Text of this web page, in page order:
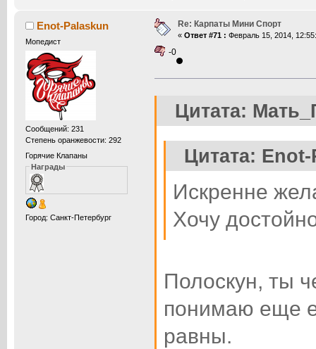
Enot-Palaskun
Мопедист
Сообщений: 231
Степень оранжевости: 292
Горячие Клапаны
Награды
Город: Санкт-Петербург
Re: Карпаты Мини Спорт
« Ответ #71 : Февраль 15, 2014,
-0
Цитата:
Цитата:
Искренне
Хочу
Полоскун, ты
понимаю еще
равны.